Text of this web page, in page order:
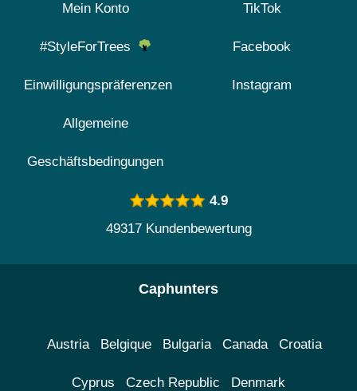
Mein Konto
#StyleForTrees
Einwilligungspräferenzen
Allgemeine
Geschäftsbedingungen
TikTok
Facebook
Instagram
4.9
49317 Kundenbewertung
Caphunters
Austria Belgique Bulgaria Canada Croatia
Cyprus Czech Republic Denmark